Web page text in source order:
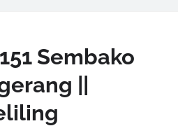
Sembako
||